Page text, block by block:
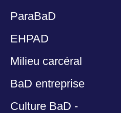
ParaBaD
EHPAD
Milieu carcéral
BaD entreprise
Culture BaD -